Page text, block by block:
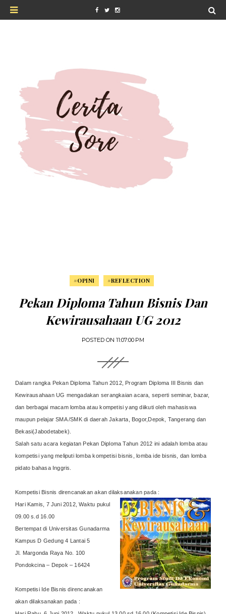
#OPINI #REFLECTION
Pekan Diploma Tahun Bisnis Dan
Kewirausahaan UG 2012
POSTED ON 11:07:00 PM
Dalam rangka Pekan Diploma Tahun 2012, Program Diploma III Bisnis dan
Kewirausahaan UG mengadakan serangkaian acara, seperti seminar, bazar,
dan berbagai macam lomba atau kompetisi yang diikuti oleh mahasiswa
maupun pelajar SMA /SMK di daerah Jakarta, Bogor,Depok, Tangerang dan
Bekasi(Jabodetabek).
Salah satu acara kegiatan Pekan Diploma Tahun 2012 ini adalah lomba atau
kompetisi yang meliputi lomba kompetisi bisnis, lomba ide bisnis, dan lomba
pidato bahasa Inggris.
Kompetisi Bisnis direncanakan akan dilaksanakan pada :
Hari Kamis, 7 Juni 2012, Waktu pukul
09.00 s.d 16.00
Bertempat di Universitas Gunadarma
Kampus D Gedung 4 Lantai 5
Jl. Margonda Raya No. 100
Pondokcina – Depok – 16424
Kompetisi Ide Bisnis direncanakan
akan dilaksanakan pada :